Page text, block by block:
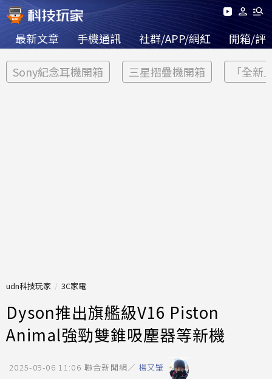
最新文章 手機通訊 社群/APP/網紅 開箱/評
Sony紀念耳機開箱 三星摺疊機開箱 「全新
udn科技玩家 3C家電
Dyson推出旗艦級V16 Piston
Animal強勁雙錐吸塵器等新機
2025-09-06 11:06 聯合新聞網／ 楊又肇